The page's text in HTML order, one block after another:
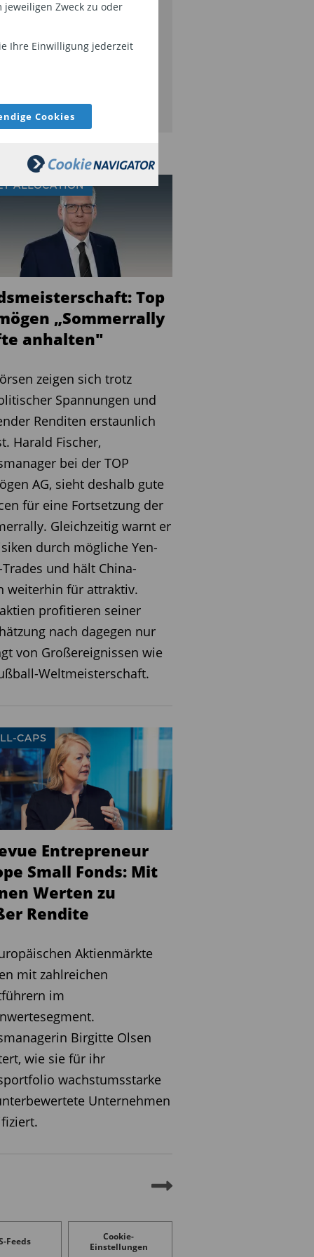
Zweck zu oder
Ihre Einwilligung jederzeit
Cookies
Newsletter auf dem
ALLOCATION
Top
„Sommerrally
anhalten"
zeigen sich trotz
Spannungen und
Renditen erstaunlich
Harald Fischer,
bei der TOP
AG, sieht deshalb gute
für eine Fortsetzung der
Gleichzeitig warnt er
durch mögliche Yen-
Trades und hält China-
weiterhin für attraktiv.
profitieren seiner
nach dagegen nur
von Großereignissen wie
Weltmeisterschaft.
CAPS
Entrepreneur
Small Fonds: Mit
Werten zu
Rendite
Aktienmärkte
mit zahlreichen
im
Birgitte Olsen
wie sie für ihr
wachstumsstarke
Unternehmen
Feeds
Cookie-
Einstellungen